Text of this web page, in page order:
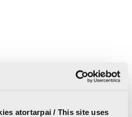
atortarpai / This site uses
Ø